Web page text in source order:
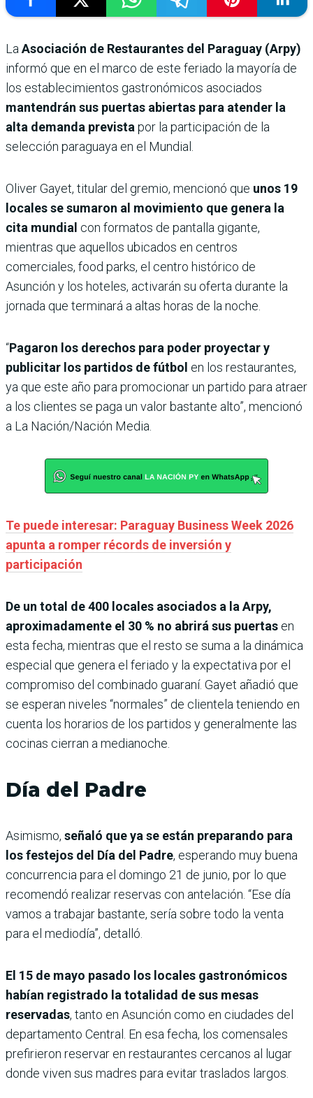
La Asociación de Restaurantes del Paraguay (Arpy)
informó que en el marco de este feriado la mayoría de
los establecimientos gastronómicos asociados
mantendrán sus puertas abiertas para atender la
alta demanda prevista por la participación de la
selección paraguaya en el Mundial.
Oliver Gayet, titular del gremio, mencionó que unos 19
locales se sumaron al movimiento que genera la
cita mundial con formatos de pantalla gigante,
mientras que aquellos ubicados en centros
comerciales, food parks, el centro histórico de
Asunción y los hoteles, activarán su oferta durante la
jornada que terminará a altas horas de la noche.
“Pagaron los derechos para poder proyectar y
publicitar los partidos de fútbol en los restaurantes,
ya que este año para promocionar un partido para atraer
a los clientes se paga un valor bastante alto”, mencionó
a La Nación/Nación Media.
Te puede interesar: Paraguay Business Week 2026
apunta a romper récords de inversión y
participación
De un total de 400 locales asociados a la Arpy,
aproximadamente el 30 % no abrirá sus puertas en
esta fecha, mientras que el resto se suma a la dinámica
especial que genera el feriado y la expectativa por el
compromiso del combinado guaraní. Gayet añadió que
se esperan niveles “normales” de clientela teniendo en
cuenta los horarios de los partidos y generalmente las
cocinas cierran a medianoche.
Día del Padre
Asimismo, señaló que ya se están preparando para
los festejos del Día del Padre, esperando muy buena
concurrencia para el domingo 21 de junio, por lo que
recomendó realizar reservas con antelación. “Ese día
vamos a trabajar bastante, sería sobre todo la venta
para el mediodía”, detalló.
El 15 de mayo pasado los locales gastronómicos
habían registrado la totalidad de sus mesas
reservadas, tanto en Asunción como en ciudades del
departamento Central. En esa fecha, los comensales
prefirieron reservar en restaurantes cercanos al lugar
donde viven sus madres para evitar traslados largos.